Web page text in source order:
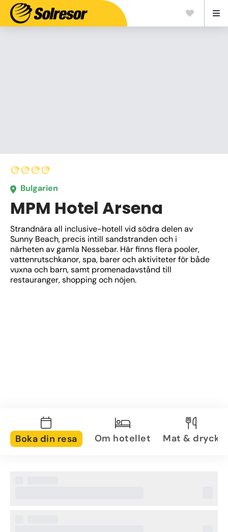
Bulgarien
MPM Hotel Arsena
Strandnära all inclusive-hotell vid södra delen av
Sunny Beach, precis intill sandstranden och i
närheten av gamla Nessebar. Här finns flera pooler,
vattenrutschkanor, spa, barer och aktiviteter för både
vuxna och barn, samt promenadavstånd till
restauranger, shopping och nöjen.
Boka din resa Om hotellet Mat & dryck